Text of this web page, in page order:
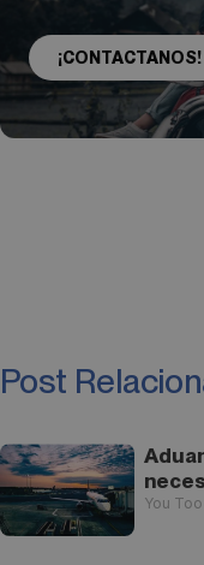
¡CONTACTANOS!
Post
You